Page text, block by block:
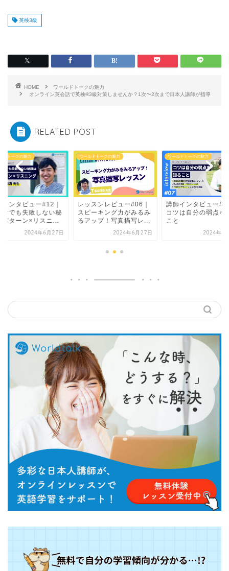
英検3級
HOME
ワールドトークの魅力
オンライン英会話で英検®3級対策しませんか？1次〜2次まで日本人講師が指導
RELATED POST
ドトークの魅力
スンレビュー#06｜
ーキング力がみるみ
ップ！写真描写レ...
2024年6月27日
ワールドトークの魅力
講師インタビュー#07｜
コツは自分の弱点を知る
こと
2024年1月10日
ワールドトークの魅力
講師インタビュー
初心者でも失敗しな
訣はパターン×リス
2024年6